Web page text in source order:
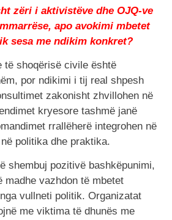
zëri i aktivistëve dhe OJQ-ve
apo avokimi mbetet
sesa me ndikim konkret?
të shoqërisë civile është
por ndikimi i tij real shpesh
zakonisht zhvillohen në
kryesore tashmë janë
rrallëherë integrohen në
politika dhe praktika.
shembuj pozitivë bashkëpunimi,
madhe vazhdon të mbetet
vullneti politik. Organizatat
me viktima të dhunës me